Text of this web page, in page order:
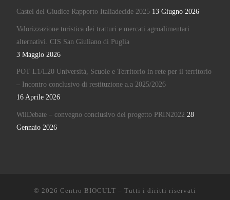
Castel del Giudice Rapporto Italiadecide 2025 13 Giugno 2026
Valorizzazione turistica dei tratturi e mercati agroalimentari
alternativi. CIS San Giuliano di Puglia
3 Maggio 2026
POT L1/L20 Università, Scuole e Territorio in rete per il territorio
– Incontro conclusivo di restituzione a.a 2025/2026
16 Aprile 2026
WilDebate – convegno conclusivo del progetto PRIN2022 28
Gennaio 2026
© 2026 Centro BIOCULT – Tutti i diritti riservati